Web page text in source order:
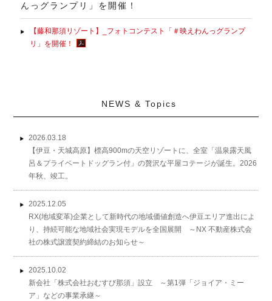
んっグランプリ」を開催！
【藤和那須リゾート】_フォトコンテスト「＃映えわんっグランプ
リ」を開催！
NEWS & Topics
2026.03.18
【伊豆・天城高原】標高900mの天空リゾートに、全室「温泉露天風
呂＆プライベートドッグラン付」の贅沢な平屋コテージが誕生。2026
年秋、竣工。
2025.12.05
RX(地域変革)企業として新時代の地域価値創造へ伊豆エリア進出によ
り、持続可能な地域社会実現モデルを全国展開 ～NX 不動産株式会
社の株式譲渡契約締結のお知らせ～
2025.10.02
新会社「株式会社おむすび那須」設立 ～第1弾「ジョイア・ミー
ア」などの事業承継～